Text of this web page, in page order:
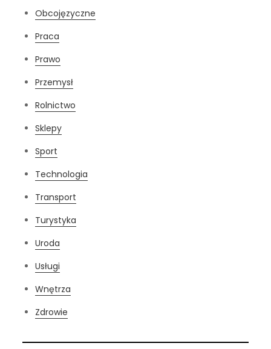
Obcojęzyczne
Praca
Prawo
Przemysł
Rolnictwo
Sklepy
Sport
Technologia
Transport
Turystyka
Uroda
Usługi
Wnętrza
Zdrowie